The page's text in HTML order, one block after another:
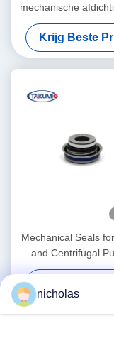
mechanische
een asdiameter van
voor
Krijg Beste
Mechanical Seals
and Centrifugal
Industrial
nicholas